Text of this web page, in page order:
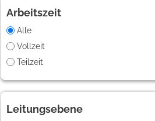
Arbeitszeit
Alle
Vollzeit
Teilzeit
Leitungsebene